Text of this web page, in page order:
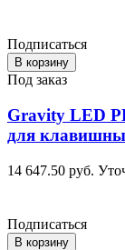
Подписаться
В корзину
Под заказ
Gravity LED
для
14 647.50 руб.
Подписаться
В корзину